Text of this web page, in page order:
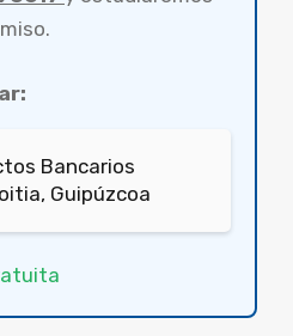
Bancarios
Guipúzcoa